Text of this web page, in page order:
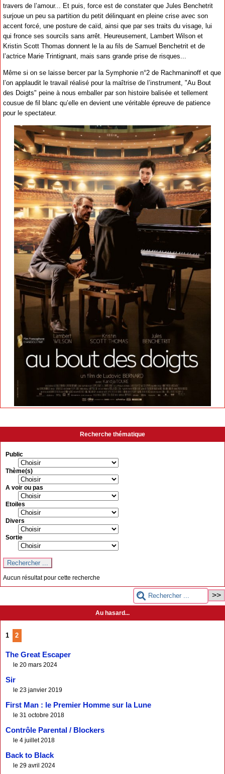
travers de l’amour... Et puis, force est de constater que Jules Benchetrit
surjoue un peu sa partition du petit délinquant en pleine crise avec son
accent forcé, une posture de caïd, ainsi que par ses traits du visage, lui
qui fronce ses sourcils sans arrêt. Heureusement, Lambert Wilson et
Kristin Scott Thomas donnent le la au fils de Samuel Benchetrit et de
l’actrice Marie Trintignant, mais sans grande prise de risques...
Même si on se laisse bercer par la Symphonie n°2 de Rachmaninoff et que
l’on applaudit le travail réalisé pour la maîtrise de l’instrument, "Au Bout
des Doigts" peine à nous emballer par son histoire balisée et tellement
cousue de fil blanc qu’elle en devient une véritable épreuve de patience
pour le spectateur.
Recherche thématique
Public
Thème(s)
A voir ou pas
Etoiles
Divers
Sortie
Aucun résultat pour cette recherche
Au hasard...
1 2
The Great Escaper
le 20 mars 2024
Sir
le 23 janvier 2019
First Man : le Premier Homme sur la Lune
le 31 octobre 2018
Contrôle Parental / Blockers
le 4 juillet 2018
Back to Black
le 29 avril 2024